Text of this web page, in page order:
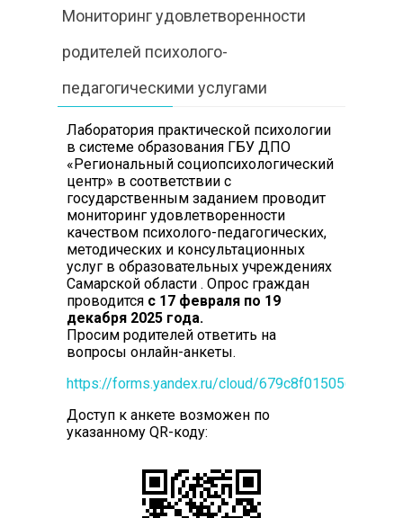
Мониторинг удовлетворенности
родителей психолого-
педагогическими услугами
Лаборатория практической психологии
в системе образования ГБУ ДПО
«Региональный социопсихологический
центр» в соответствии с
государственным заданием проводит
мониторинг удовлетворенности
качеством психолого-педагогических,
методических и консультационных
услуг в образовательных учреждениях
Самарской области . Опрос граждан
проводится с 17 февраля по 19
декабря 2025 года.
Просим родителей ответить на
вопросы онлайн-анкеты.
https://forms.yandex.ru/cloud/
Доступ к анкете возможен по
указанному QR-коду: